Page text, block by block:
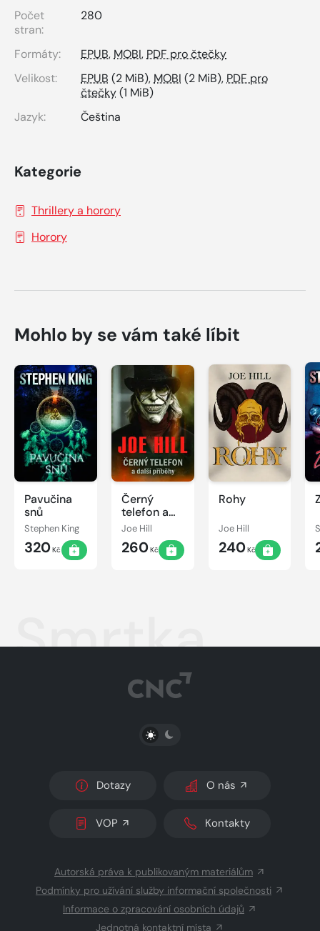
Počet
stran:
280
Formáty: EPUB,MOBI,PDF pro čtečky
Velikost:
EPUB (2 MiB),MOBI (2 MiB),PDF pro
čtečky(1 MiB)
Jazyk:
Čeština
Kategorie
Thrillery a horory
Horory
Mohlo by se vám také líbit
Pavučina
snů
Stephen King
320Kč
Černý
telefon a
další
Joe Hill
260Kč
Rohy
Joe Hill
240Kč
Smrtka
PŘEPNOUT SVĚTLÝ/TMAVÝ REŽIM
Dotazy O nás
VOP Kontakty
Autorská práva k publikovaným materiálům
Podmínky pro užívání služby informační společnosti
Informace o zpracování osobních údajů
Jednotná kontaktní místa